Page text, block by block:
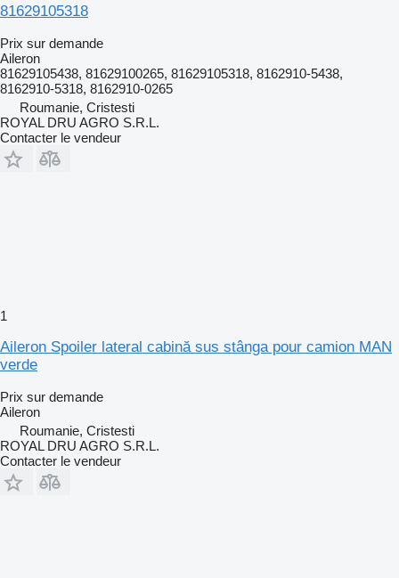
81629105318
Prix sur demande
Aileron
81629105438, 81629100265, 81629105318, 8162910-5438,
8162910-5318, 8162910-0265
Roumanie, Cristesti
ROYAL DRU AGRO S.R.L.
Contacter le vendeur
1
Aileron Spoiler lateral cabină sus stânga pour camion MAN
verde
Prix sur demande
Aileron
Roumanie, Cristesti
ROYAL DRU AGRO S.R.L.
Contacter le vendeur